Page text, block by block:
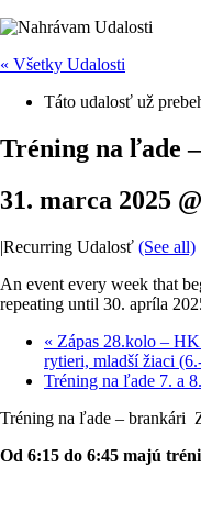
« Všetky Udalosti
Táto udalosť už
Tréning na ľade
31. marca 2025
|Recurring Udalosť (See all)
An event every week that
repeating until 30. apríla
« Zápas 28.kolo –
rytieri, mladší žiaci
Tréning na ľade 7. a
Tréning na ľade – brankári
Od 6:15 do 6:45 majú